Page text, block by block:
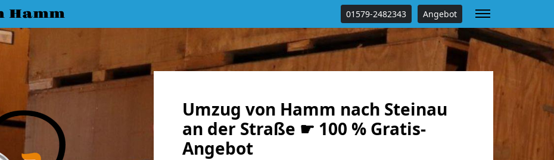
Hamm 01579-2482343 Angebot
Umzug von Hamm nach Steinau
an der Straße ☛ 100 % Gratis-
Angebot